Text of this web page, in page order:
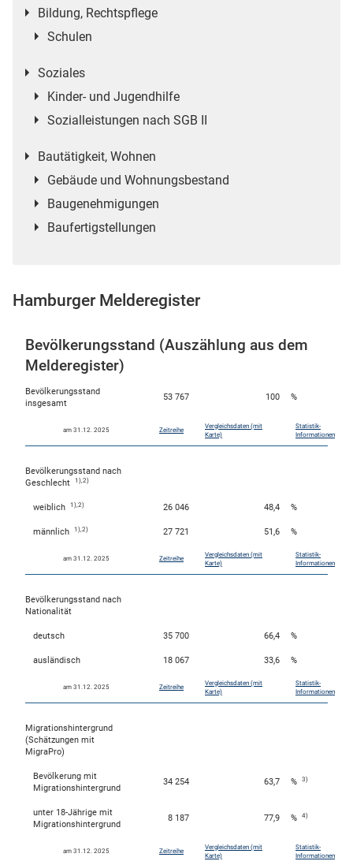
Bildung, Rechtspflege
Schulen
Soziales
Kinder- und Jugendhilfe
Sozialleistungen nach SGB II
Bautätigkeit, Wohnen
Gebäude und Wohnungsbestand
Baugenehmigungen
Baufertigstellungen
Hamburger Melderegister
Bevölkerungsstand (Auszählung aus dem
Melderegister)
Bevölkerungsstand
insgesamt
53 767 100 %
am 31.12. 2025 Zeitreihe
Vergleichsdaten (mit
Karte)
Statistik-
Informationen
Bevölkerungsstand nach
Geschlecht 1),2)
weiblich 1),2) 26 046 48,4 %
männlich 1),2) 27 721 51,6 %
am 31.12. 2025 Zeitreihe
Vergleichsdaten (mit
Karte)
Statistik-
Informationen
Bevölkerungsstand nach
Nationalität
deutsch 35 700 66,4 %
ausländisch 18 067 33,6 %
am 31.12. 2025 Zeitreihe
Vergleichsdaten (mit
Karte)
Statistik-
Informationen
Migrationshintergrund
(Schätzungen mit
MigraPro)
Bevölkerung mit
Migrationshintergrund
34 254 63,7 % 3)
unter 18-Jährige mit
Migrationshintergrund
8 187 77,9 % 4)
am 31.12. 2025 Zeitreihe
Vergleichsdaten (mit
Karte)
Statistik-
Informationen